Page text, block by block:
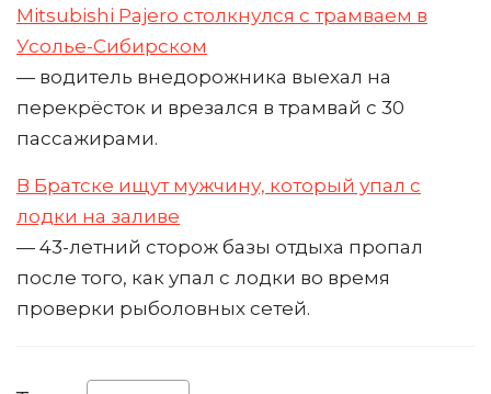
Mitsubishi Pajero столкнулся с трамваем в
Усолье-Сибирском
— водитель внедорожника выехал на
перекрёсток и врезался в трамвай с 30
пассажирами.
В Братске ищут мужчину, который упал с
лодки на заливе
— 43-летний сторож базы отдыха пропал
после того, как упал с лодки во время
проверки рыболовных сетей.